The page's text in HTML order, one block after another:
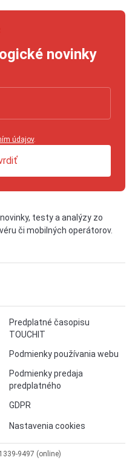
novinky
údajov.
testy a analýzy zo
či mobilných operátorov.
Predplatné časopisu
TOUCHIT
Podmienky používania webu
Podmienky predaja
predplatného
GDPR
Nastavenia cookies
9497 (online)